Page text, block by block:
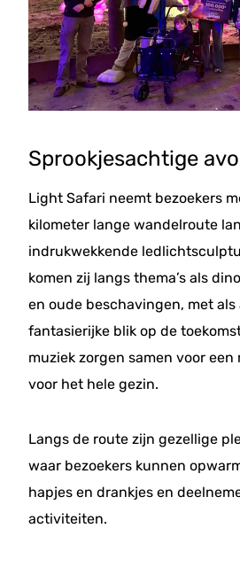
Sprookjesachtige
Light Safari neemt bezoekers
kilometer lange wandelroute
indrukwekkende
komen zij langs thema’s als
en oude beschavingen, met
fantasierijke blik op de
muziek zorgen samen voor
voor het hele gezin.
Langs de route zijn gezellige
waar bezoekers kunnen
hapjes en drankjes en
activiteiten.